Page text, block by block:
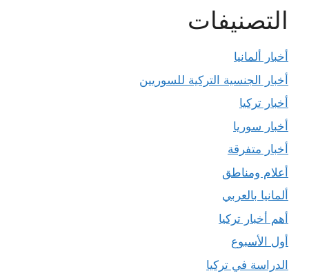
التصنيفات
أخبار ألمانيا
أخبار الجنسية التركية للسوريين
أخبار تركيا
أخبار سوريا
أخبار متفرقة
أعلام ومناطق
ألمانيا بالعربي
أهم أخبار تركيا
أول الأسبوع
الدراسة في تركيا